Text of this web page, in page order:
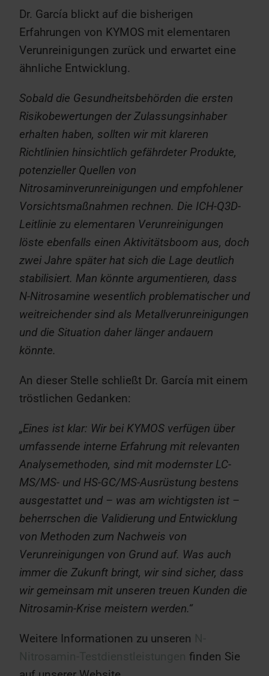
Dr. García blickt auf die bisherigen
Erfahrungen von KYMOS mit elementaren
Verunreinigungen zurück und erwartet eine
ähnliche Entwicklung.
Sobald die Gesundheitsbehörden die ersten
Risikobewertungen der Zulassungsinhaber
erhalten haben, sollten wir mit klareren
Richtlinien hinsichtlich gefährdeter Produkte,
potenzieller Quellen von
Nitrosaminverunreinigungen und empfohlener
Vorsichtsmaßnahmen rechnen. Die ICH-Q3D-
Leitlinie zu elementaren Verunreinigungen
löste ebenfalls einen Aktivitätsboom aus, doch
zwei Jahre später hat sich die Lage deutlich
stabilisiert. Man könnte argumentieren, dass
N-Nitrosamine wesentlich problematischer und
weitreichender sind als Metallverunreinigungen
und die Situation daher länger andauern
könnte.
An dieser Stelle schließt Dr. García mit einem
tröstlichen Gedanken:
„Eines ist klar: Wir bei KYMOS verfügen über
umfassende interne Erfahrung mit relevanten
Analysemethoden, sind mit modernster LC-
MS/MS- und HS-GC/MS-Ausrüstung bestens
ausgestattet und – was am wichtigsten ist –
beherrschen die Validierung und Entwicklung
von Methoden zum Nachweis von
Verunreinigungen von Grund auf. Was auch
immer die Zukunft bringt, wir sind sicher, dass
wir gemeinsam mit unseren treuen Kunden die
Nitrosamin-Krise meistern werden.“
Weitere Informationen zu unseren
finden Sie